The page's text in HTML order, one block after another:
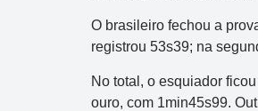
O brasileiro fechou a
registrou 53s39; na
No total, o esquiador
ouro, com 1min45s99.